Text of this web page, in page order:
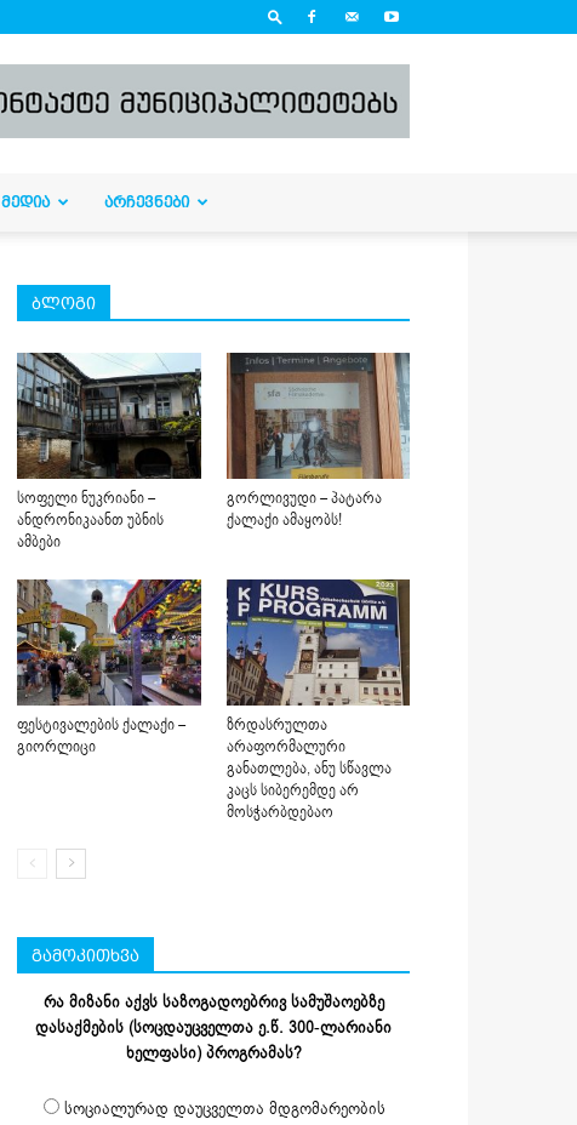
ᲛᲔᲓᲘᲐ ᲐᲠᲩᲔᲕᲜᲔᲑᲘ
ბლოგი
სოფელი ნუკრიანი –
ანდრონიკაანთ უბნის
ამბები
გორლივუდი – პატარა
ქალაქი ამაყობს!
ფესტივალების ქალაქი –
გიორლიცი
ზრდასრულთა
არაფორმალური
განათლება, ანუ სწავლა
კაცს სიბერემდე არ
მოსჭარბდებაო
გამოკითხვა
რა მიზანი აქვს საზოგადოებრივ სამუშაოებზე
დასაქმების (სოცდაუცველთა ე.წ. 300-ლარიანი
ხელფასი) პროგრამას?
სოციალურად დაუცველთა მდგომარეობის